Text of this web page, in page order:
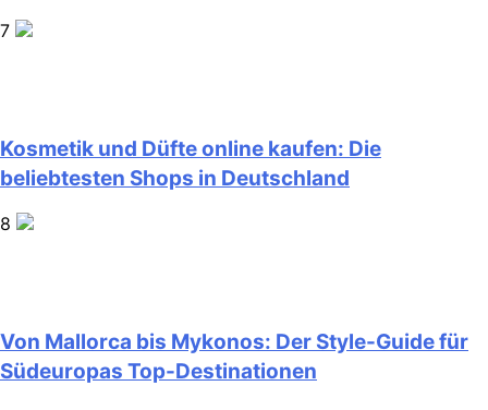
7
Kosmetik und Düfte online kaufen: Die
beliebtesten Shops in Deutschland
8
Von Mallorca bis Mykonos: Der Style-Guide für
Südeuropas Top-Destinationen